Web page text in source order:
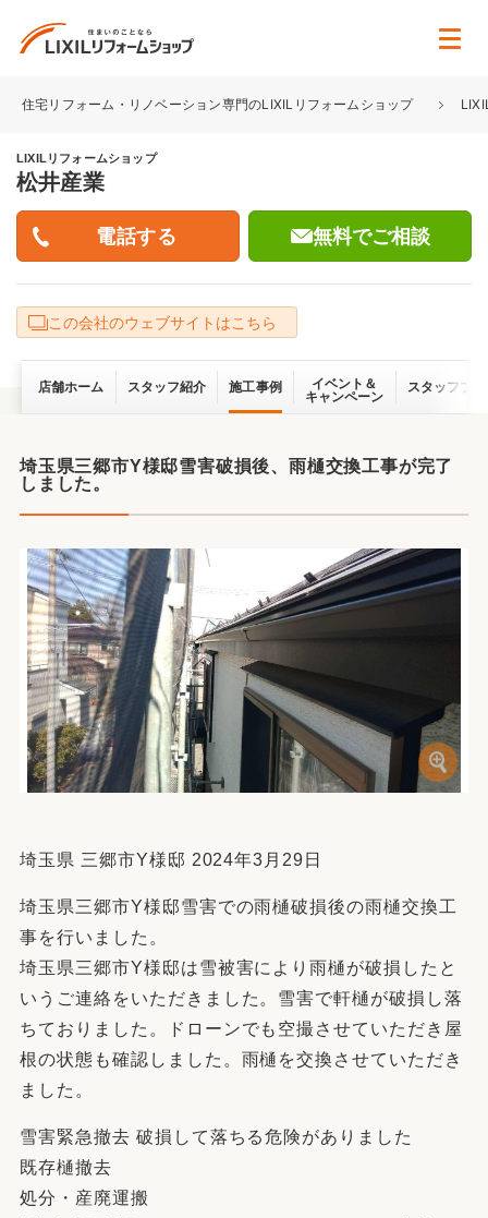
住宅リフォーム・リノベーション専門のLIXILリフォームショップ
LIXILリフォームショップ
松井産業
無料でご相談
この会社のウェブサイトはこちら
店舗ホーム スタッフ紹介 施工事例
イベント＆
キャンペーン
スタッフブ
埼玉県三郷市Y様邸雪害破損後、雨樋交換工事が完了
しました。
埼玉県 三郷市Y様邸 2024年3月29日
埼玉県三郷市Y様邸雪害での雨樋破損後の雨樋交換工
事を行いました。
埼玉県三郷市Y様邸は雪被害により雨樋が破損したと
いうご連絡をいただきました。雪害で軒樋が破損し落
ちておりました。ドローンでも空撮させていただき屋
根の状態も確認しました。雨樋を交換させていただき
ました。
雪害緊急撤去 破損して落ちる危険がありました
既存樋撤去
処分・産廃運搬